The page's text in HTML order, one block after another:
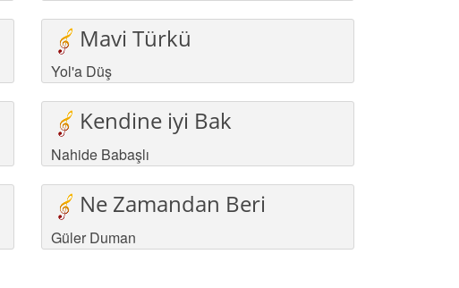
Mavi Türkü
Yol'a Düş
Kendine iyi Bak
Nahide Babaşlı
Ne Zamandan Beri
Güler Duman